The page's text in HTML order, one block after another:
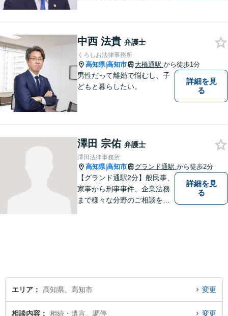
中西 法貴 弁護士
くろしお法律事務所
高知県|高知市 大橋通駅 から徒歩1分
男性だって離婚で悩むし、子
どもと暮らしたい。
詳細を見
る
澤田 宗佑 弁護士
澤田法律事務所
高知県|高知市 グランド通駅 から徒歩2分
【グランド通駅2分】般民事、
家事から刑事事件、企業法務
まで様々な分野のご相談を受
詳細を見
る
エリア 高知県、高知市 変更
相談内容 相続・遺言、調停 変更